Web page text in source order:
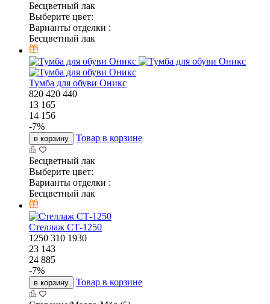
Бесцветный лак
Выберите цвет:
Варианты отделки :
Бесцветный лак
Тумба для обуви Оникс
820 420 440
13 165
14 156
-7%
в корзину Товар в корзине
Бесцветный лак
Выберите цвет:
Варианты отделки :
Бесцветный лак
Стеллаж СТ-1250
1250 310 1930
23 143
24 885
-7%
в корзину Товар в корзине